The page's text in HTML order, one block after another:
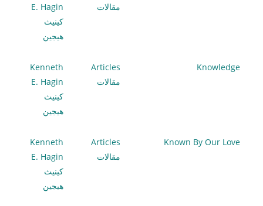
مقالات
E. Hagin
كينيث
هيجين
Knowledge
Articles
مقالات
Kenneth
E. Hagin
كينيث
هيجين
Known By Our Love
Articles
مقالات
Kenneth
E. Hagin
كينيث
هيجين